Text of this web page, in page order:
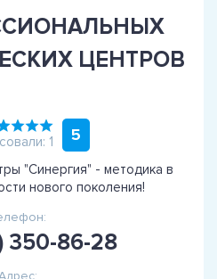
ЦЕНТРОВ
1 5
"Синергия" - методика в
нового поколения!
350-86-28